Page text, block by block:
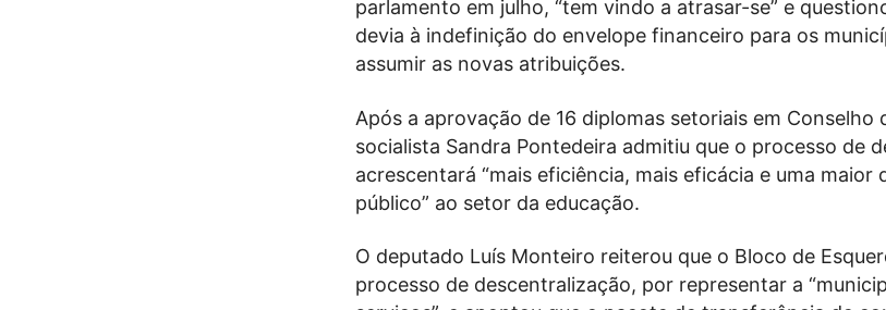
parlamento em julho, “tem vindo a atrasar-se” e
devia à indefinição do envelope financeiro para os
assumir as novas atribuições.
Após a aprovação de 16 diplomas setoriais em Conselho
socialista Sandra Pontedeira admitiu que o processo de
acrescentará “mais eficiência, mais eficácia e uma maior
público” ao setor da educação.
O deputado Luís Monteiro reiterou que o Bloco de
processo de descentralização, por representar a